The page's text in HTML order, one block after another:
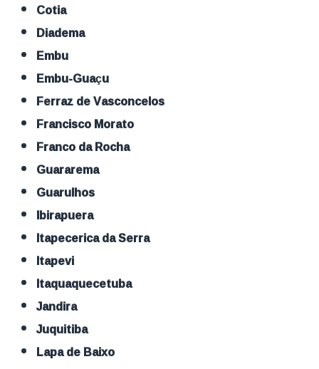
Cotia
Diadema
Embu
Embu-Guaçu
Ferraz de Vasconcelos
Francisco Morato
Franco da Rocha
Guararema
Guarulhos
Ibirapuera
Itapecerica da Serra
Itapevi
Itaquaquecetuba
Jandira
Juquitiba
Lapa de Baixo